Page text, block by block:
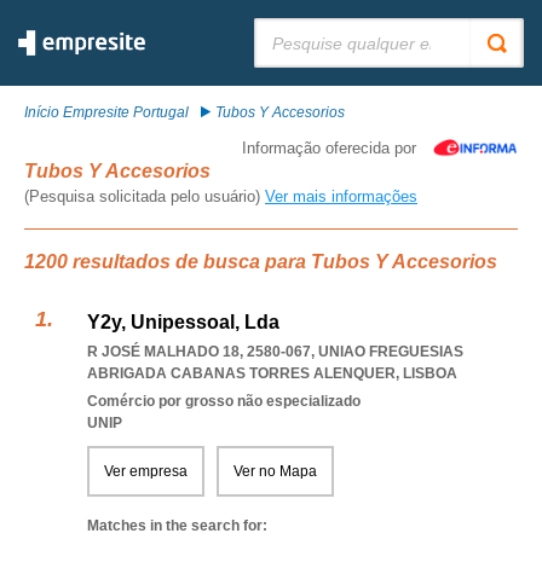
Início Empresite Portugal Tubos Y Accesorios
Informação oferecida por
Tubos Y Accesorios
(Pesquisa solicitada pelo usuário) Ver mais informações
1200 resultados de busca para Tubos Y Accesorios
Y2y, Unipessoal, Lda
R JOSÉ MALHADO 18, 2580-067, UNIAO FREGUESIAS
ABRIGADA CABANAS TORRES ALENQUER, LISBOA
Comércio por grosso não especializado
UNIP
Ver empresa Ver no Mapa
Matches in the search for: